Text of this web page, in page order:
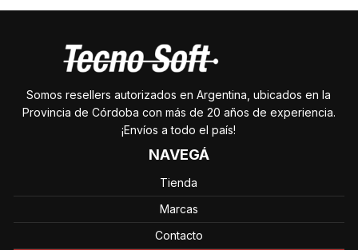
Somos resellers autorizados en Argentina, ubicados en la
Provincia de Córdoba con más de 20 años de experiencia.
¡Envíos a todo el país!
NAVEGÁ
Tienda
Marcas
Contacto